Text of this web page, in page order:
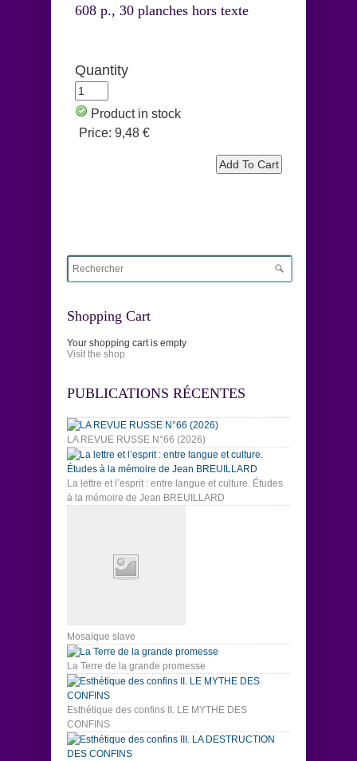
608 p., 30 planches hors texte
Quantity
Product in stock
Price: 9,48 €
Shopping Cart
Your shopping cart is empty
Visit the shop
PUBLICATIONS RÉCENTES
LA REVUE RUSSE N°66 (2026)
La lettre et l’esprit : entre langue et culture. Études
à la mémoire de Jean BREUILLARD
Mosaïque slave
La Terre de la grande promesse
Esthétique des confins II. LE MYTHE DES
CONFINS